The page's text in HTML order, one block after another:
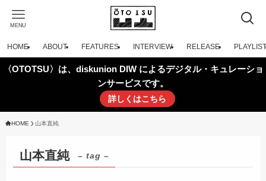
MENU
HOME ABOUT FEATURES INTERVIEW RELEASE PLAYLIST
〈OTOTSU〉は、diskunion DIW によるデジタル・キュレーショ
ンサービスです。
詳しくはこちら
HOME 山本直純
山本直純 – tag –